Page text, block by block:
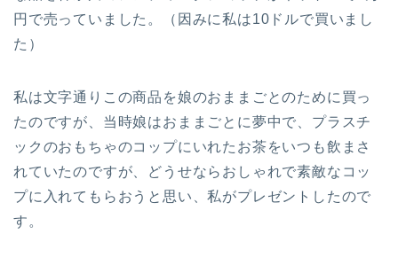
円で売っていました。（因みに私は10ドルで買いまし
た）
私は文字通りこの商品を娘のおままごとのために買っ
たのですが、当時娘はおままごとに夢中で、プラスチ
ックのおもちゃのコップにいれたお茶をいつも飲まさ
れていたのですが、どうせならおしゃれで素敵なコッ
プに入れてもらおうと思い、私がプレゼントしたので
す。